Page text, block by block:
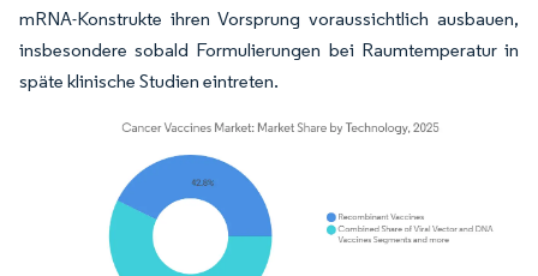
mRNA-Konstrukte ihren Vorsprung voraussichtlich ausbauen,
insbesondere sobald Formulierungen bei Raumtemperatur in
späte klinische Studien eintreten.